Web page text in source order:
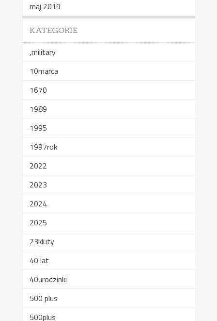
maj 2019
KATEGORIE
,military
10marca
1670
1989
1995
1997rok
2022
2023
2024
2025
23kluty
40 lat
40urodzinki
500 plus
500plus